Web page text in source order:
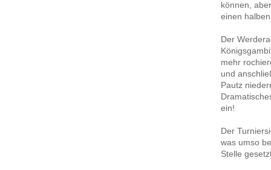
können,
einen
Der
mehr
und
Pautz
ein!
Der
was umso
Stelle